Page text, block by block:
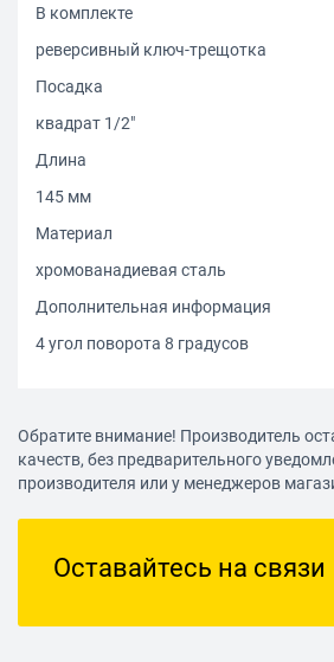
В комплекте
реверсивный ключ-трещотка
Посадка
квадрат 1/2"
Длина
145 мм
Материал
хромованадиевая сталь
Дополнительная информация
4 угол поворота 8 градусов
Обратите внимание! Производитель
качеств, без предварительного
производителя или у менеджеров
Оставайтесь на связи